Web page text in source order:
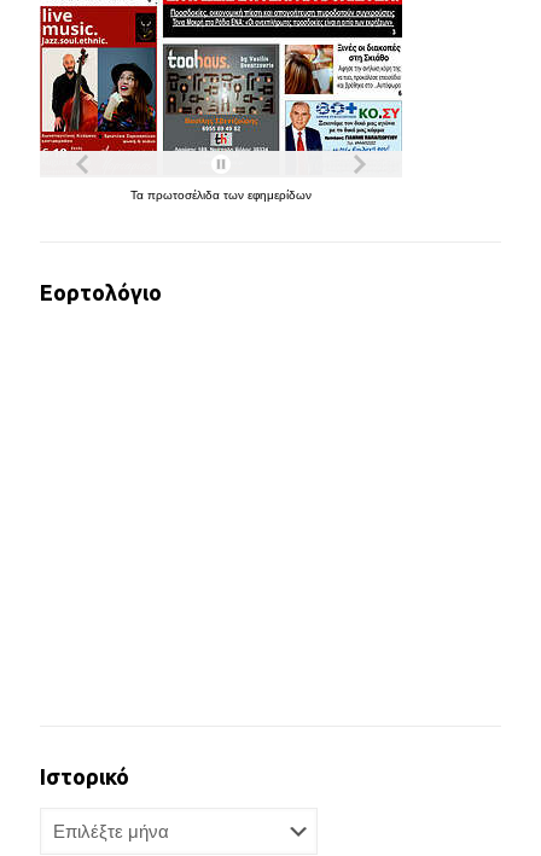
Τα πρωτοσέλιδα των εφημερίδων
Εορτολόγιο
Ιστορικό